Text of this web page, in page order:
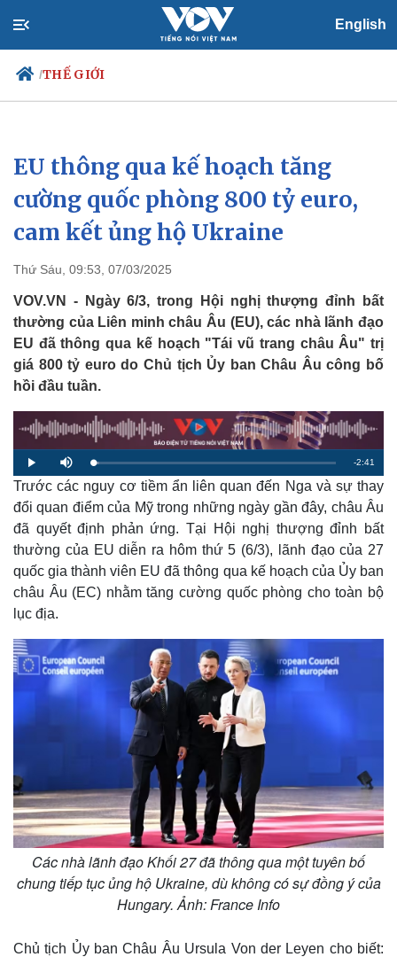
English
/THẾ GIỚI
Chính trị
Đảng
Tổ chức nhân sự
Quốc hội
Xã hội
Tin 24h
Dự báo thời tiết
Giáo dục
EU thông qua kế hoạch tăng
cường quốc phòng 800 tỷ euro,
cam kết ủng hộ Ukraine
Thứ Sáu, 09:53, 07/03/2025
VOV.VN - Ngày 6/3, trong Hội nghị thượng đỉnh bất
thường của Liên minh châu Âu (EU), các nhà lãnh đạo
EU đã thông qua kế hoạch "Tái vũ trang châu Âu" trị
giá 800 tỷ euro do Chủ tịch Ủy ban Châu Âu công bố
hồi đầu tuần.
P
l
a
y
M
u
t
e
L
o
a
d
d
2
.
5
4
R
e
i
n
e
-2:41
Trước các nguy cơ tiềm ẩn liên quan đến Nga và sự thay
đổi quan điểm của Mỹ trong những ngày gần đây, châu Âu
đã quyết định phản ứng. Tại Hội nghị thượng đỉnh bất
thường của EU diễn ra hôm thứ 5 (6/3), lãnh đạo của 27
quốc gia thành viên EU đã thông qua kế hoạch của Ủy ban
châu Âu (EC) nhằm tăng cường quốc phòng cho toàn bộ
lục địa.
Các nhà lãnh đạo Khối 27 đã thông qua một tuyên bố
chung tiếp tục ủng hộ Ukraine, dù không có sự đồng ý của
Hungary. Ảnh: France Info
Chủ tịch Ủy ban Châu Âu Ursula Von der Leyen cho biết: